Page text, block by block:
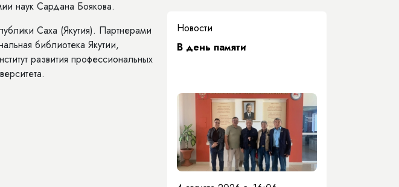
наук Сардана Боякова.
Саха (Якутия). Партнерами
библиотека Якутии,
развития профессиональных
Новости
​В день памяти